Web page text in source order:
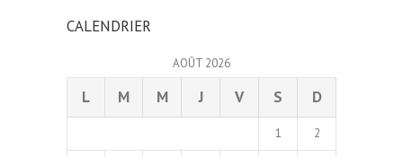
CALENDRIER
AOÛT 2026
L M M J V S D
1 2